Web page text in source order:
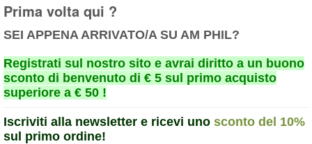
Prima volta qui ?
SEI APPENA ARRIVATO/A SU AM PHIL?
Registrati sul nostro sito e avrai diritto a un buono
sconto di benvenuto di € 5 sul primo acquisto
superiore a € 50 !
Iscriviti alla newsletter e ricevi uno sconto del 10%
sul primo ordine!